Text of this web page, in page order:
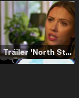
Tráiler 'North Star' (2023)